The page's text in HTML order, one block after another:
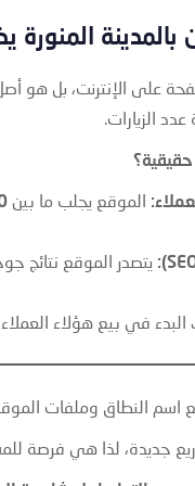
المنورة يضمن لك 70-100
على الإنترنت، بل هو
الموقع يجلب ما بين 70
يتصدر الموقع نتائج
في بيع هؤلاء العملاء
اسم النطاق وملفات
جديدة، لذا هي فرصة